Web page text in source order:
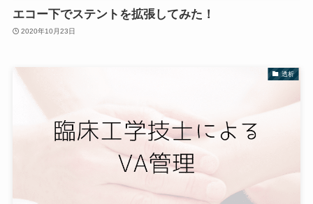
エコー下でステントを拡張してみた！
2020年10月23日
透析